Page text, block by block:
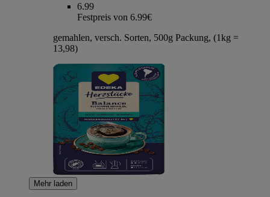
6.99
Festpreis von 6.99€
gemahlen, versch. Sorten, 500g Packung, (1kg =
13,98)
Mehr laden